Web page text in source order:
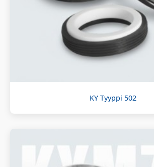
KY Tyyppi 502